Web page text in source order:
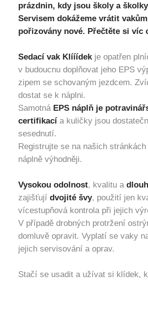
prázdnin, kdy jsou školy a
Servisem dokážeme vrátit
pořizovány nové. Přečtěte si víc
Sedací vak Klííídek je opatřen
v budoucnu doplňovat jeho EPS
zipem se schovaným jezdcem.
dostat se k náplni.
Samotná EPS náplň je
certifikací a kuličky jsou
sesednutí.
Registrujte se na našich
náplně výhodněji.
Vysokou odolnost, kvalitu a
zajišťují dvojité švy, použití jen
vícestupňová kontrola při jejich
V případě drobných protržení
domluvě opravit. Vyplatí se vaky
jejich servisování a oprav.
Stačí se usadit a užívat si klídek,